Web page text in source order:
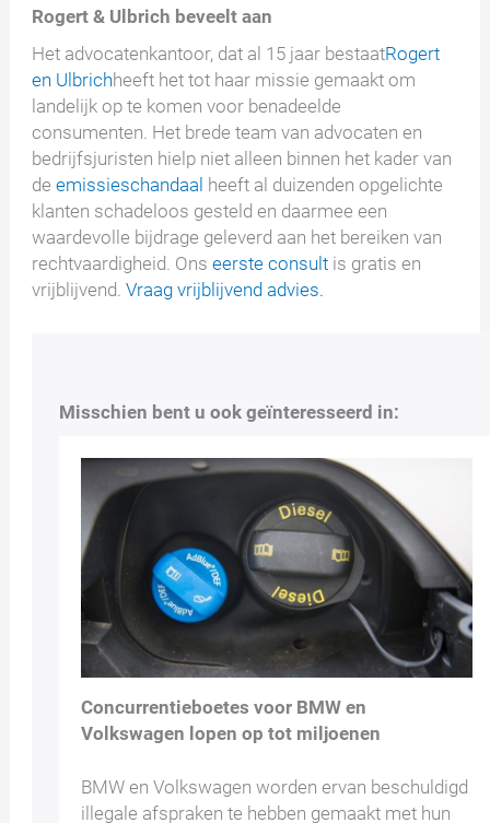
Rogert & Ulbrich beveelt aan
Het advocatenkantoor, dat al 15 jaar bestaatRogert
en Ulbrichheeft het tot haar missie gemaakt om
landelijk op te komen voor benadeelde
consumenten. Het brede team van advocaten en
bedrijfsjuristen hielp niet alleen binnen het kader van
deemissieschandaal heeft al duizenden opgelichte
klanten schadeloos gesteld en daarmee een
waardevolle bijdrage geleverd aan het bereiken van
rechtvaardigheid. Onseerste consult is gratis en
vrijblijvend.Vraag vrijblijvend advies.
Misschien bent u ook geïnteresseerd in:
Concurrentieboetes voor BMW en
Volkswagen lopen op tot miljoenen
BMW en Volkswagen worden ervan beschuldigd
illegale afspraken te hebben gemaakt met hun